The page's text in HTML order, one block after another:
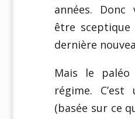
années. Donc
être
dernière
Mais le paléo
régime.
(basée sur ce